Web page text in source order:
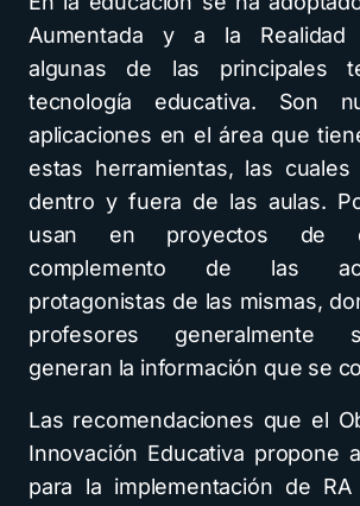
Aumentada y a la Realidad
algunas de las principales
tecnología educativa. Son
aplicaciones en el área que
estas herramientas, las cuales
dentro y fuera de las aulas.
usan en proyectos de
complemento de las
protagonistas de las mismas,
profesores generalmente
generan la información que se
Las recomendaciones que el
Innovación Educativa propone
para la implementación de